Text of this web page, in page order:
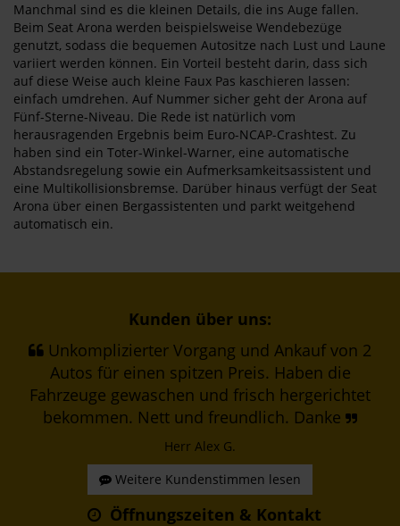
Manchmal sind es die kleinen Details, die ins Auge fallen.
Beim Seat Arona werden beispielsweise Wendebezüge
genutzt, sodass die bequemen Autositze nach Lust und Laune
variiert werden können. Ein Vorteil besteht darin, dass sich
auf diese Weise auch kleine Faux Pas kaschieren lassen:
einfach umdrehen. Auf Nummer sicher geht der Arona auf
Fünf-Sterne-Niveau. Die Rede ist natürlich vom
herausragenden Ergebnis beim Euro-NCAP-Crashtest. Zu
haben sind ein Toter-Winkel-Warner, eine automatische
Abstandsregelung sowie ein Aufmerksamkeitsassistent und
eine Multikollisionsbremse. Darüber hinaus verfügt der Seat
Arona über einen Bergassistenten und parkt weitgehend
automatisch ein.
Kunden über uns:
Unkomplizierter Vorgang und Ankauf von 2
Autos für einen spitzen Preis. Haben die
Fahrzeuge gewaschen und frisch hergerichtet
bekommen. Nett und freundlich. Danke
Herr Alex G.
Weitere Kundenstimmen lesen
Öffnungszeiten & Kontakt